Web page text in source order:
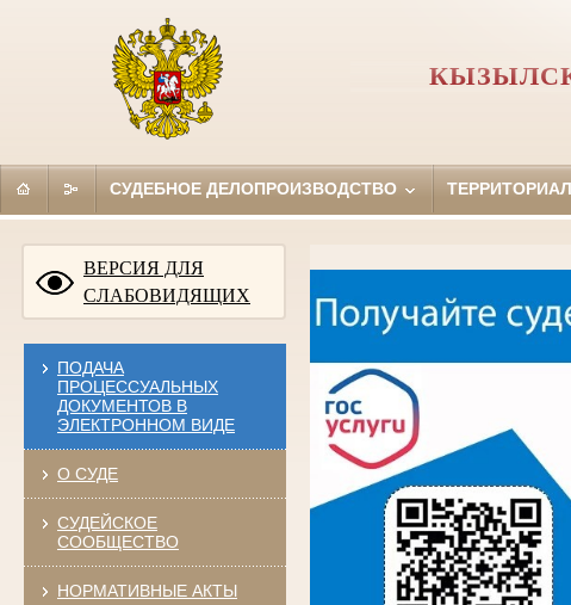
СУДЕБНОЕ ДЕЛОПРОИЗВОДСТВО
ВЕРСИЯ ДЛЯ
СЛАБОВИДЯЩИХ
ПОДАЧА
ПРОЦЕССУАЛЬНЫХ
ДОКУМЕНТОВ В
ЭЛЕКТРОННОМ ВИДЕ
О СУДЕ
СУДЕЙСКОЕ
СООБЩЕСТВО
НОРМАТИВНЫЕ АКТЫ